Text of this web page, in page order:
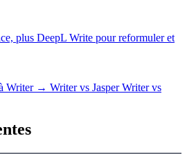
plus DeepL Write pour reformuler et
Writer → Writer vs JasperWriter vs